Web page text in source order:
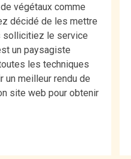
végétaux comme
décidé de les mettre
sollicitiez le service
un paysagiste
les techniques
un meilleur rendu de
site web pour obtenir